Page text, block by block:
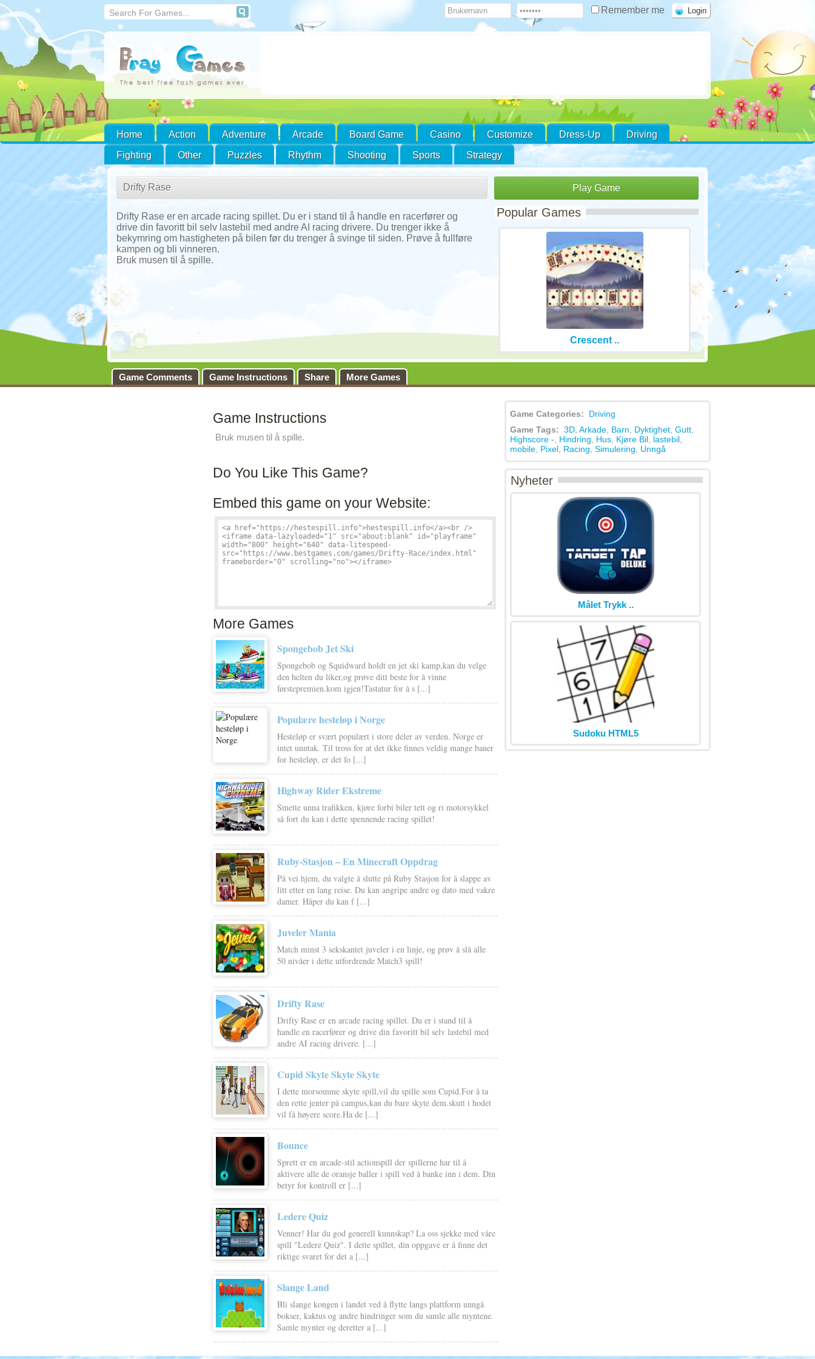
Remember me
Home Action Adventure Arcade Board Game Casino Customize Dress-Up
Driving
Fighting
Other Puzzles Rhythm Shooting Sports Strategy
Drifty Rase Play Game
Drifty Rase er en arcade racing spillet. Du er i stand til å handle en racerfører og
drive din favoritt bil selv lastebil med andre AI racing drivere. Du trenger ikke å
bekymring om hastigheten på bilen før du trenger å svinge til siden. Prøve å fullføre
kampen og bli vinneren.
Bruk musen til å spille.
Popular Games
Crescent ..
Game Comments Game Instructions Share More Games
Game Instructions
Bruk musen til å spille.
Do You Like This Game?
Embed this game on your Website:
More Games
Spongebob Jet Ski
Spongebob og Squidward holdt en jet ski kamp,kan du velge
den helten du liker,og prøve ditt beste for å vinne
førstepremien.kom igjen!Tastatur for å s [...]
Populære hesteløp i Norge
Hesteløp er svært populært i store deler av verden. Norge er
intet unntak. Til tross for at det ikke finnes veldig mange baner
for hesteløp, er det fo [...]
Highway Rider Ekstreme
Smette unna trafikken, kjøre forbi biler tett og ri motorsykkel
så fort du kan i dette spennende racing spillet!
Ruby-Stasjon – En Minecraft Oppdrag
På vei hjem, du valgte å slutte på Ruby Stasjon for å slappe av
litt etter en lang reise. Du kan angripe andre og dato med vakre
damer. Håper du kan f [...]
Juveler Mania
Match minst 3 sekskantet juveler i en linje, og prøv å slå alle
50 nivåer i dette utfordrende Match3 spill!
Drifty Rase
Drifty Rase er en arcade racing spillet. Du er i stand til å
handle en racerfører og drive din favoritt bil selv lastebil med
andre AI racing drivere. [...]
Cupid Skyte Skyte Skyte
I dette morsomme skyte spill,vil du spille som Cupid.For å ta
den rette jenter på campus,kan du bare skyte dem.skutt i hodet
vil få høyere score.Ha de [...]
Bounce
Sprett er en arcade-stil actionspill der spillerne har til å
aktivere alle de oransje baller i spill ved å banke inn i dem. Din
betyr for kontroll er [...]
Ledere Quiz
Venner! Har du god generell kunnskap? La oss sjekke med våre
spill "Ledere Quiz". I dette spillet, din oppgave er å finne det
riktige svaret for det a [...]
Slange Land
Bli slange kongen i landet ved å flytte langs plattform unngå
bokser, kaktus og andre hindringer som du samle alle myntene.
Samle mynter og deretter a [...]
Game Categories: Driving
Game Tags: 3D Arkade Barn Dyktighet Gutt
Highscore -
Hindring Hus Kjøre Bil lastebil
mobile Pixel Racing Simulering Unngå
Nyheter
Målet Trykk ..
Sudoku HTML5